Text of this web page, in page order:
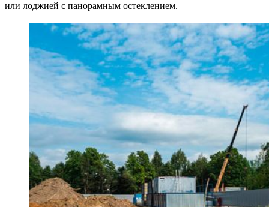
или лоджией с панорамным остеклением.